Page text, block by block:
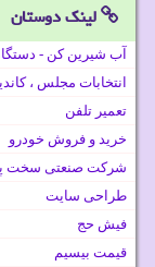
لینک دوستان
آب شیرین کن -
انتخابات مجلس ،
تعمیر تلفن
خرید و فروش خودرو
شرکت صنعتی سخت
طراحی سایت
فیش حج
قیمت بیسیم